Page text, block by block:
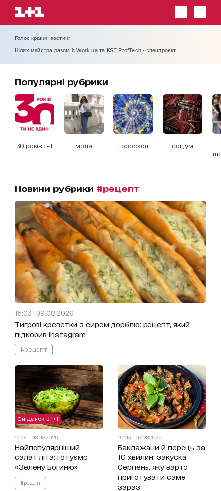
Голос країни: кастинг
Шлях майстра разом із Work.ua та KSE ProfTech - спецпроєкт
Популярні рубрики
30 років 1+1 мода гороскоп соціум
Новини рубрики #рецепт
15:03 | 09.08.2026
Тигрові креветки з сиром дорблю: рецепт, який
підкорив Instagram
#рецепт
Сніданок з 1+1
13:39 | 08.08.2026
Найпопулярніший
салат літа: готуємо
«Зелену Богиню»
#рецепт
10:43 | 07.08.2026
Баклажани й перець за
10 хвилин: закуска
Серпень, яку варто
приготувати саме
зараз